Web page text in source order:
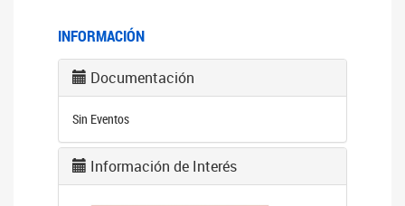
INFORMACIÓN
Documentación
Sin Eventos
Información de Interés